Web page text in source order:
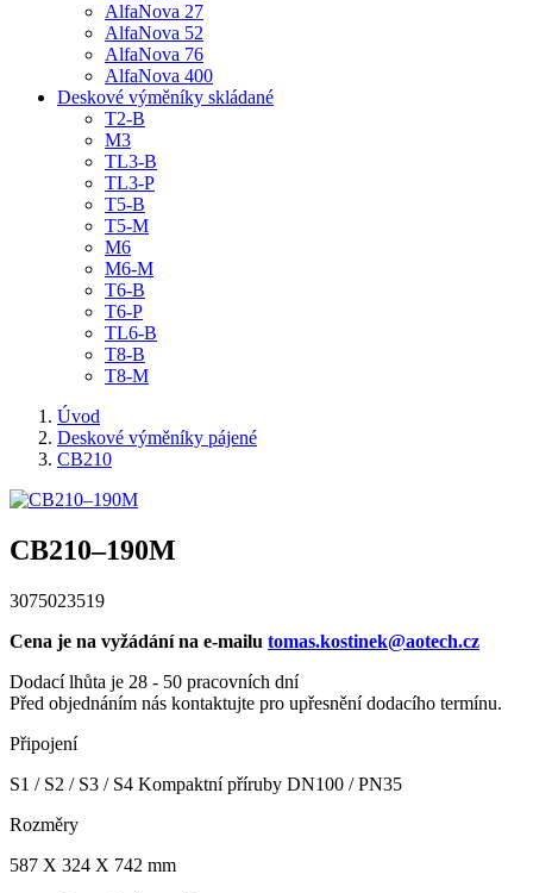
AlfaNova 27
AlfaNova 52
AlfaNova 76
AlfaNova 400
Deskové výměníky skládané
T2-B
M3
TL3-B
TL3-P
T5-B
T5-M
M6
M6-M
T6-B
T6-P
TL6-B
T8-B
T8-M
Úvod
Deskové výměníky pájené
CB210
CB210–190M
3075023519
Cena je na vyžádání na e-mailu tomas.kostinek@aotech.cz
Dodací lhůta je 28 - 50 pracovních dní
Před objednáním nás kontaktujte pro upřesnění dodacího termínu.
Připojení
S1 / S2 / S3 / S4 Kompaktní příruby DN100 / PN35
Rozměry
587 X 324 X 742 mm